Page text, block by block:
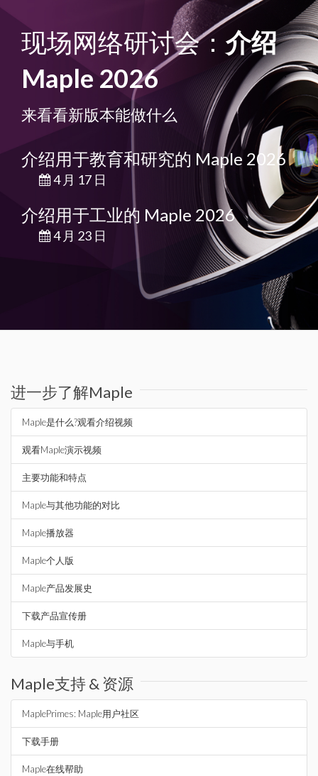
现场网络研讨会： 介绍
Maple 2026
来看看新版本能做什么
介绍用于教育和研究的 Maple 2026
4 月 17 日
介绍用于工业的 Maple 2026
4 月 23 日
进一步了解Maple
Maple是什么?观看介绍视频
观看Maple演示视频
主要功能和特点
Maple与其他功能的对比
Maple播放器
Maple个人版
Maple产品发展史
下载产品宣传册
Maple与手机
Maple支持 & 资源
MaplePrimes: Maple用户社区
下载手册
Maple在线帮助